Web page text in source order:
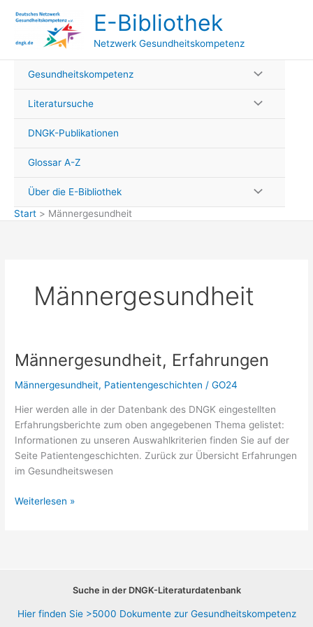
Inhalt
E-Bibliothek
Netzwerk Gesundheitskompetenz
Gesundheitskompetenz
Literatursuche
DNGK-Publikationen
Glossar A-Z
Über die E-Bibliothek
Start
Männergesundheit
Männergesundheit
Männergesundheit, Erfahrungen
Männergesundheit, Patientengeschichten /GO24
Hier werden alle in der Datenbank des DNGK eingestellten
Erfahrungsberichte zum oben angegebenen Thema gelistet:
Informationen zu unseren Auswahlkriterien finden Sie auf der
Seite Patientengeschichten. Zurück zur Übersicht Erfahrungen
im Gesundheitswesen
Männergesundheit,
Weiterlesen »
Suche in der DNGK-Literaturdatenbank
Hier finden Sie >5000 Dokumente zur Gesundheitskompetenz